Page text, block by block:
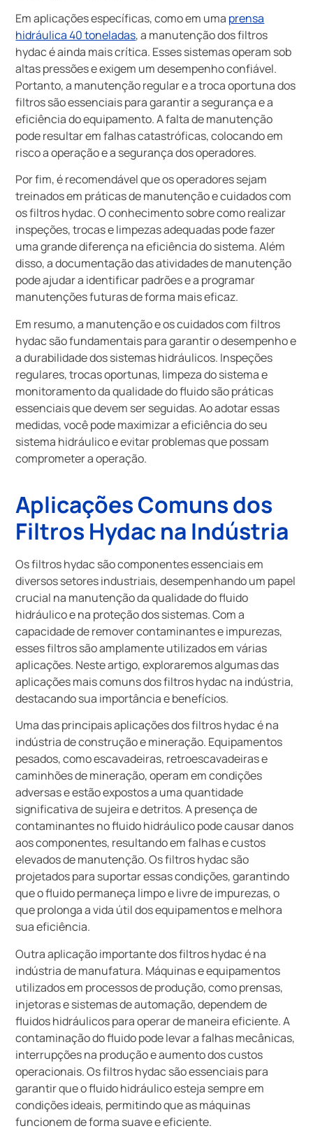
Em aplicações específicas, como em uma prensa
hidráulica 40 toneladas, a manutenção dos filtros
hydac é ainda mais crítica. Esses sistemas operam sob
altas pressões e exigem um desempenho confiável.
Portanto, a manutenção regular e a troca oportuna dos
filtros são essenciais para garantir a segurança e a
eficiência do equipamento. A falta de manutenção
pode resultar em falhas catastróficas, colocando em
risco a operação e a segurança dos operadores.
Por fim, é recomendável que os operadores sejam
treinados em práticas de manutenção e cuidados com
os filtros hydac. O conhecimento sobre como realizar
inspeções, trocas e limpezas adequadas pode fazer
uma grande diferença na eficiência do sistema. Além
disso, a documentação das atividades de manutenção
pode ajudar a identificar padrões e a programar
manutenções futuras de forma mais eficaz.
Em resumo, a manutenção e os cuidados com filtros
hydac são fundamentais para garantir o desempenho e
a durabilidade dos sistemas hidráulicos. Inspeções
regulares, trocas oportunas, limpeza do sistema e
monitoramento da qualidade do fluido são práticas
essenciais que devem ser seguidas. Ao adotar essas
medidas, você pode maximizar a eficiência do seu
sistema hidráulico e evitar problemas que possam
comprometer a operação.
Aplicações Comuns dos
Filtros Hydac na Indústria
Os filtros hydac são componentes essenciais em
diversos setores industriais, desempenhando um papel
crucial na manutenção da qualidade do fluido
hidráulico e na proteção dos sistemas. Com a
capacidade de remover contaminantes e impurezas,
esses filtros são amplamente utilizados em várias
aplicações. Neste artigo, exploraremos algumas das
aplicações mais comuns dos filtros hydac na indústria,
destacando sua importância e benefícios.
Uma das principais aplicações dos filtros hydac é na
indústria de construção e mineração. Equipamentos
pesados, como escavadeiras, retroescavadeiras e
caminhões de mineração, operam em condições
adversas e estão expostos a uma quantidade
significativa de sujeira e detritos. A presença de
contaminantes no fluido hidráulico pode causar danos
aos componentes, resultando em falhas e custos
elevados de manutenção. Os filtros hydac são
projetados para suportar essas condições, garantindo
que o fluido permaneça limpo e livre de impurezas, o
que prolonga a vida útil dos equipamentos e melhora
sua eficiência.
Outra aplicação importante dos filtros hydac é na
indústria de manufatura. Máquinas e equipamentos
utilizados em processos de produção, como prensas,
injetoras e sistemas de automação, dependem de
fluidos hidráulicos para operar de maneira eficiente. A
contaminação do fluido pode levar a falhas mecânicas,
interrupções na produção e aumento dos custos
operacionais. Os filtros hydac são essenciais para
garantir que o fluido hidráulico esteja sempre em
condições ideais, permitindo que as máquinas
funcionem de forma suave e eficiente.